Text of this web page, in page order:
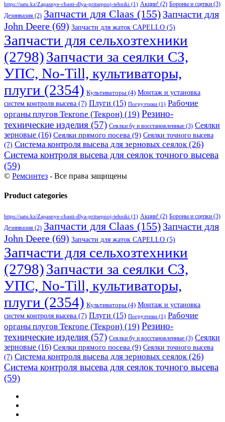
https://satu.kz/Zapasnye-chasti-dlya-pritsepnoj-tehniki (1) Акции! (2) Бороны и сцепки (3)
Дезинвазия (2) Запчасти для Claas (155) Запчасти для
John Deere (69) Запчасти для жаток CAPELLO (5)
Запчасти для сельхозтехники
(2798)Запчасти за сеялки СЗ,
УПС, No-Till, культиваторы,
плуги (2354) Культиваторы (4) Монтаж и установка
систем контроля высева (7) Плуги (15) Погрузчики (1) Рабочие
органы плугов Текrоne (Текрон) (19) Резино-
технические изделия (57) Сеялки бу и восстановленные (3) Сеялки
зерновые (16) Сеялки прямого посева (9) Сеялки точного высева
(7) Система контроля высева для зерновых сеялок(26)
Система контроля высева для сеялок точного высева
(59)
© Ремсинтез - Все права защищены
Product categories
https://satu.kz/Zapasnye-chasti-dlya-pritsepnoj-tehniki (1) Акции! (2) Бороны и сцепки (3)
Дезинвазия (2) Запчасти для Claas (155) Запчасти для
John Deere (69) Запчасти для жаток CAPELLO (5)
Запчасти для сельхозтехники
(2798)Запчасти за сеялки СЗ,
УПС, No-Till, культиваторы,
плуги (2354) Культиваторы (4) Монтаж и установка
систем контроля высева (7) Плуги (15) Погрузчики (1) Рабочие
органы плугов Текrоne (Текрон) (19) Резино-
технические изделия (57) Сеялки бу и восстановленные (3) Сеялки
зерновые (16) Сеялки прямого посева (9) Сеялки точного высева
(7) Система контроля высева для зерновых сеялок (26)
Система контроля высева для сеялок точного высева
(59)